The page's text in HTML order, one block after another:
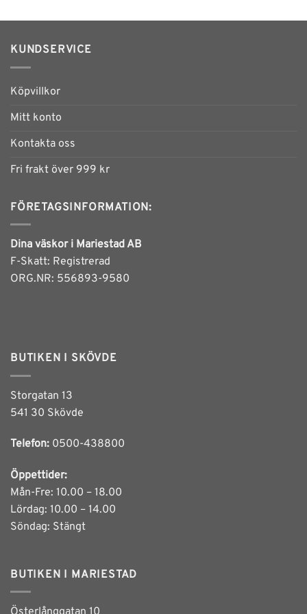
KUNDSERVICE
Köpvillkor
Mitt konto
Kontakta oss
Fri frakt över 999 kr
FÖRETAGSINFORMATION:
Dina väskor i Mariestad AB
F-Skatt: Registrerad
ORG.NR: 556893-9580
BUTIKEN I SKÖVDE
Storgatan 13
541 30 Skövde
Telefon: 0500-438800
Öppettider:
Mån-Fre: 10.00 – 18.00
Lördag: 10.00 – 14.00
Söndag: Stängt
BUTIKEN I MARIESTAD